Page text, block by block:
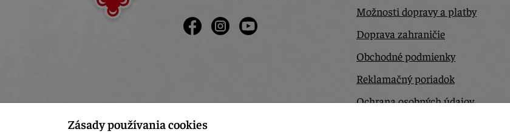
Možnosti dopravy a platby
Doprava zahraničie
Obchodné podmienky
Reklamačný poriadok
Ochrana osobných údajov
Zásady používania cookies